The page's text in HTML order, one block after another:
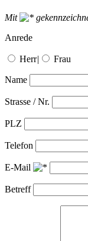
Mit
Anrede
Herr| Frau
Name
Strasse / Nr.
PLZ
Telefon
E-Mail
Betreff